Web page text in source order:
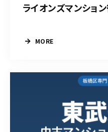
ライオンズマンショ
MORE